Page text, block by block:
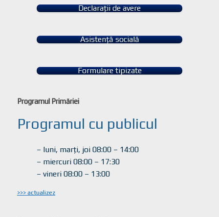
Declarații de avere
Asistență socială
Formulare tipizate
Programul Primăriei
Programul cu publicul
– luni, marți, joi 08:00 – 14:00
– miercuri 08:00 – 17:30
– vineri 08:00 – 13:00
>>> actualizez